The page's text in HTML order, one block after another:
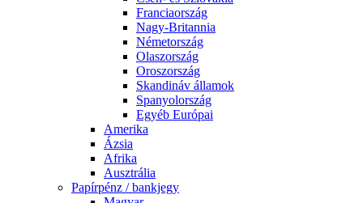
Franciaország
Nagy-Britannia
Németország
Olaszország
Oroszország
Skandináv államok
Spanyolország
Egyéb Európai
Amerika
Ázsia
Afrika
Ausztrália
Papírpénz / bankjegy